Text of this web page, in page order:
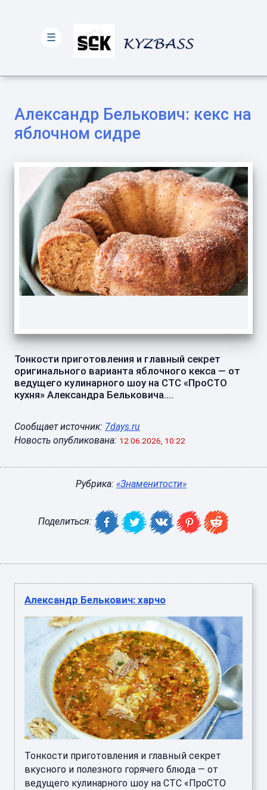
Александр Белькович: кекс на
яблочном сидре
Тонкости приготовления и главный секрет
оригинального варианта яблочного кекса — от
ведущего кулинарного шоу на СТС «ПроСТО
кухня» Александра Бельковича....
Сообщает источник: 7days.ru
Новость опубликована: 12.06.2026, 10:22
Рубрика: «Знаменитости»
Поделиться:
Александр Белькович: харчо
Тонкости приготовления и главный секрет
вкусного и полезного горячего блюда — от
ведущего кулинарного шоу на СТС «ПроСТО
☰